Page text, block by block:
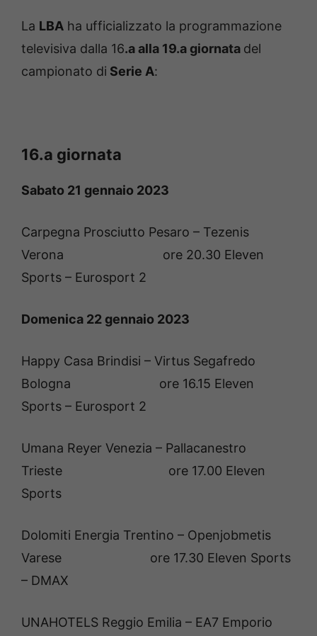
La LBA ha ufficializzato la programmazione
televisiva dalla 16.a alla 19.a giornata del
campionato di Serie A:
16.a giornata
Sabato 21 gennaio 2023
Carpegna Prosciutto Pesaro – Tezenis
Verona ore 20.30 Eleven
Sports – Eurosport 2
Domenica 22 gennaio 2023
Happy Casa Brindisi – Virtus Segafredo
Bologna ore 16.15 Eleven
Sports – Eurosport 2
Umana Reyer Venezia – Pallacanestro
Trieste ore 17.00 Eleven
Sports
Dolomiti Energia Trentino – Openjobmetis
Varese ore 17.30 Eleven Sports
– DMAX
UNAHOTELS Reggio Emilia – EA7 Emporio